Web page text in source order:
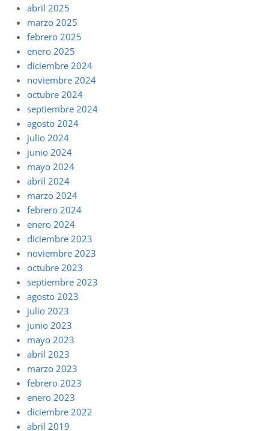
abril 2025
marzo 2025
febrero 2025
enero 2025
diciembre 2024
noviembre 2024
octubre 2024
septiembre 2024
agosto 2024
julio 2024
junio 2024
mayo 2024
abril 2024
marzo 2024
febrero 2024
enero 2024
diciembre 2023
noviembre 2023
octubre 2023
septiembre 2023
agosto 2023
julio 2023
junio 2023
mayo 2023
abril 2023
marzo 2023
febrero 2023
enero 2023
diciembre 2022
abril 2019